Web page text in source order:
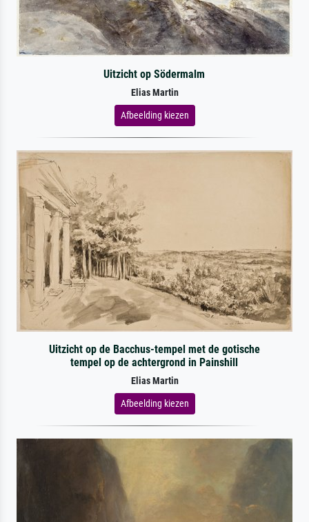
Uitzicht op Södermalm
Elias Martin
Afbeelding kiezen
Uitzicht op de Bacchus-tempel met de gotische
tempel op de achtergrond in Painshill
Elias Martin
Afbeelding kiezen